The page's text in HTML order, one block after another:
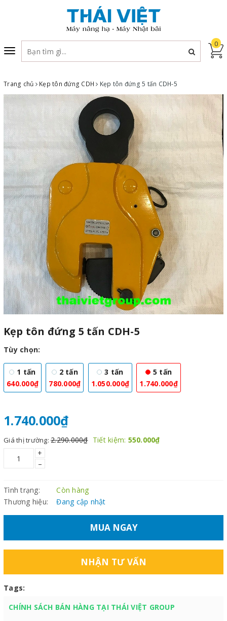
Toggle
navigation
0
Trang chủ Kẹp tôn đứng CDH Kẹp tôn đứng 5 tấn CDH-5
Kẹp tôn đứng 5 tấn CDH-5
Tùy chọn:
1 tấn
640.000₫
2 tấn
780.000₫
3 tấn
1.050.000₫
5 tấn
1.740.000₫
1.740.000₫
Giá thị trường: 2.290.000₫ Tiết kiệm: 550.000₫
+
–
Tình trạng:
Còn hàng
Thương hiệu:
Đang cập nhật
MUA NGAY
NHẬN TƯ VẤN
Tags:
CHÍNH SÁCH BÁN HÀNG TẠI THÁI VIỆT GROUP